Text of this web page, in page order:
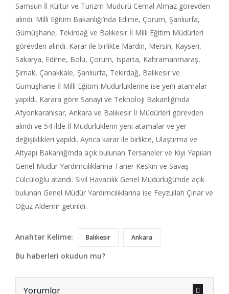
Samsun İl Kültür ve Turizm Müdürü Cemal Almaz görevden
alındı. Milli Eğitim Bakanlığı’nda Edirne, Çorum, Şanlıurfa,
Gümüşhane, Tekirdağ ve Balıkesir İl Milli Eğitim Müdürleri
görevden alındı. Karar ile birlikte Mardin, Mersin, Kayseri,
Sakarya, Edirne, Bolu, Çorum, Isparta, Kahramanmaraş,
Şırnak, Çanakkale, Şanlıurfa, Tekirdağ, Balıkesir ve
Gümüşhane İl Milli Eğitim Müdürlüklerine ise yeni atamalar
yapıldı. Karara göre Sanayi ve Teknoloji Bakanlığı’nda
Afyonkarahisar, Ankara ve Balıkesir İl Müdürleri görevden
alındı ve 54 ilde İl Müdürlüklerin yeni atamalar ve yer
değişiklikleri yapıldı. Ayrıca karar ile birlikte, Ulaştırma ve
Altyapı Bakanlığı’nda açık bulunan Tersaneler ve Kıyı Yapıları
Genel Müdür Yardımcılıklarına Taner Keskin ve Savaş
Cülcüloğlu atandı. Sivil Havacılık Genel Müdürlüğü’nde açık
bulunan Genel Müdür Yardımcılıklarına ise Feyzullah Çınar ve
Oğuz Aldemir getirildi.
Anahtar Kelime: Balıkesir Ankara
Bu haberleri okudun mu?
Yorumlar